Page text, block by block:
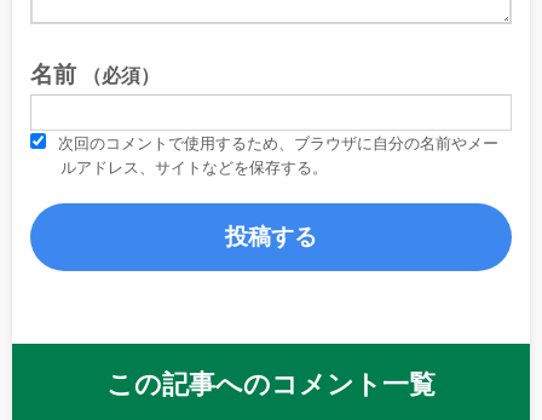
名前 （必須）
次回のコメントで使用するため、ブラウザに自分の名前やメー
ルアドレス、サイトなどを保存する。
この記事へのコメント一覧